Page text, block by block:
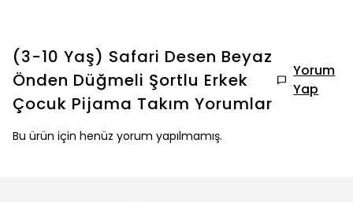
(3-10 Yaş) Safari Desen Beyaz
Önden Düğmeli Şortlu Erkek
Çocuk Pijama Takım Yorumlar
Yorum
Yap
Bu ürün için henüz yorum yapılmamış.